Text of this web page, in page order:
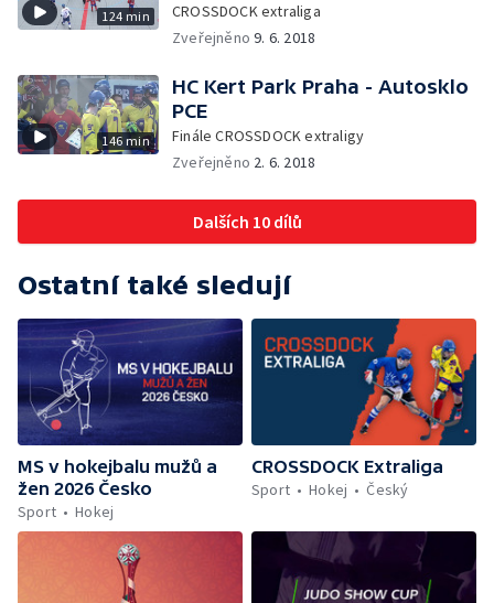
124 min
CROSSDOCK extraliga
Zveřejněno9. 6. 2018
146 min
HC Kert Park Praha - Autosklo
PCE
Finále CROSSDOCK extraligy
Zveřejněno 2. 6. 2018
Dalších 10 dílů
Ostatní také sledují
MS v hokejbalu mužů a
žen 2026 Česko
Sport
Hokej
CROSSDOCK Extraliga
Sport
Hokej Český